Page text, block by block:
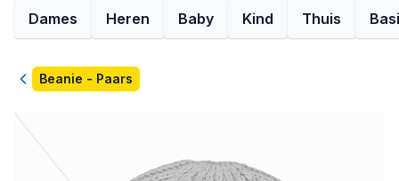
Dames Heren Baby Kind Thuis
TerugBeanie - Paars